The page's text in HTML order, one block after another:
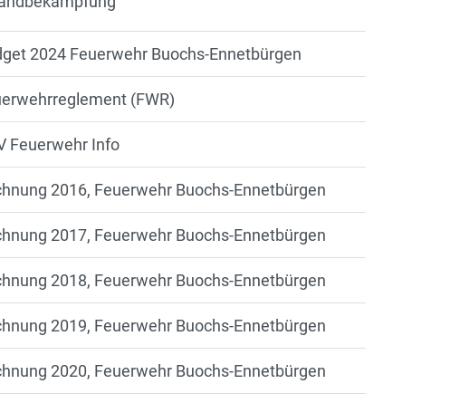
2024 Feuerwehr Buochs-Ennetbürgen
(FWR)
Feuerwehr Info
2016, Feuerwehr Buochs-Ennetbürgen
2017, Feuerwehr Buochs-Ennetbürgen
2018, Feuerwehr Buochs-Ennetbürgen
2019, Feuerwehr Buochs-Ennetbürgen
2020, Feuerwehr Buochs-Ennetbürgen